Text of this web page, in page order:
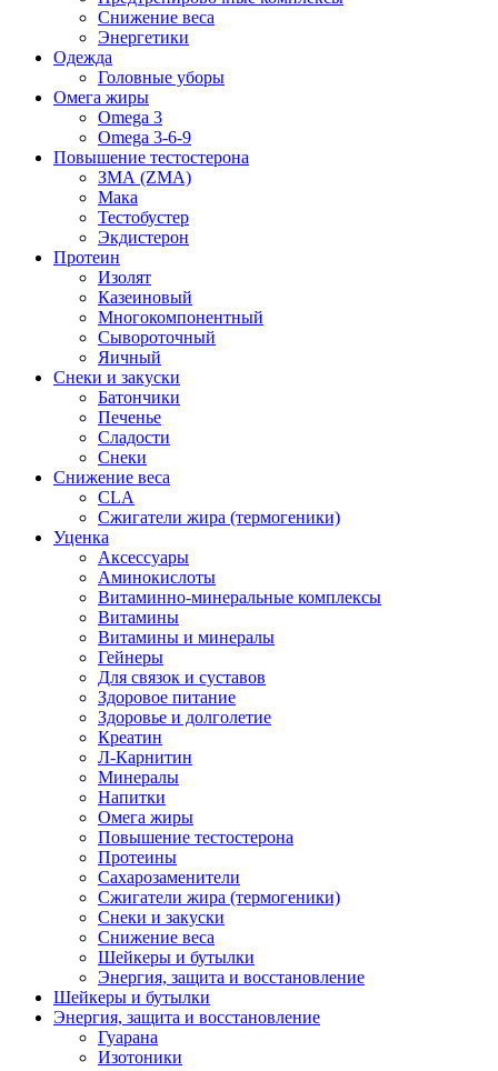
Снижение веса
Энергетики
Одежда
Головные уборы
Омега жиры
Omega 3
Omega 3-6-9
Повышение тестостерона
ЗМА (ZMA)
Мака
Тестобустер
Экдистерон
Протеин
Изолят
Казеиновый
Многокомпонентный
Сывороточный
Яичный
Снеки и закуски
Батончики
Печенье
Сладости
Снеки
Снижение веса
CLA
Сжигатели жира (термогеники)
Уценка
Аксессуары
Аминокислоты
Витаминно-минеральные комплексы
Витамины
Витамины и минералы
Гейнеры
Для связок и суставов
Здоровое питание
Здоровье и долголетие
Креатин
Л-Карнитин
Минералы
Напитки
Омега жиры
Повышение тестостерона
Протеины
Сахарозаменители
Сжигатели жира (термогеники)
Снеки и закуски
Снижение веса
Шейкеры и бутылки
Энергия, защита и восстановление
Шейкеры и бутылки
Энергия, защита и восстановление
Гуарана
Изотоники